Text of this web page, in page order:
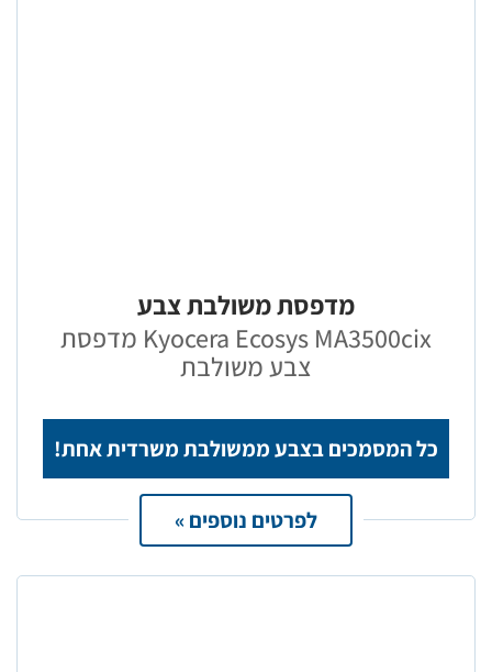
מדפסת משולבת צבע
Kyocera Ecosys MA3500cix מדפסת
צבע משולבת
כל המסמכים בצבע ממשולבת משרדית אחת!
לפרטים נוספים »